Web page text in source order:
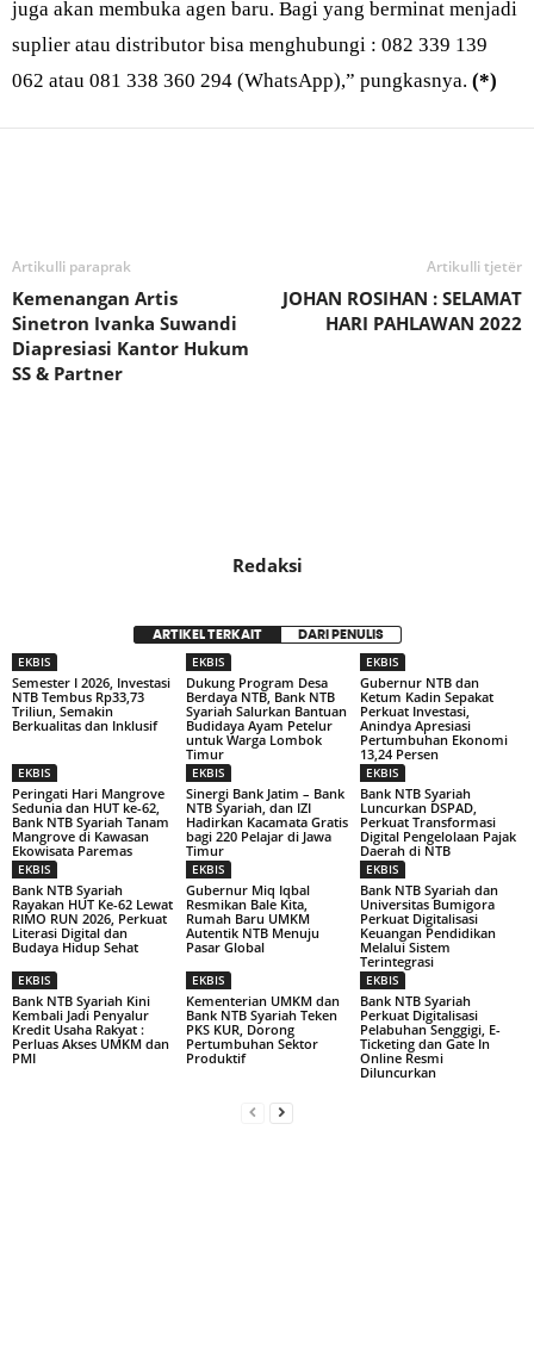
juga akan membuka agen baru. Bagi yang berminat menjadi
suplier atau distributor bisa menghubungi : 082 339 139
062 atau 081 338 360 294 (WhatsApp),” pungkasnya. (*)
Artikulli paraprak
Kemenangan Artis
Sinetron Ivanka Suwandi
Diapresiasi Kantor Hukum
SS & Partner
Artikulli tjetër
JOHAN ROSIHAN : SELAMAT
HARI PAHLAWAN 2022
Redaksi
ARTIKEL TERKAIT DARI PENULIS
EKBIS
Semester I 2026, Investasi
NTB Tembus Rp33,73
Triliun, Semakin
Berkualitas dan Inklusif
EKBIS
Dukung Program Desa
Berdaya NTB, Bank NTB
Syariah Salurkan Bantuan
Budidaya Ayam Petelur
untuk Warga Lombok
Timur
EKBIS
Gubernur NTB dan
Ketum Kadin Sepakat
Perkuat Investasi,
Anindya Apresiasi
Pertumbuhan Ekonomi
13,24 Persen
EKBIS
Peringati Hari Mangrove
Sedunia dan HUT ke-62,
Bank NTB Syariah Tanam
Mangrove di Kawasan
Ekowisata Paremas
EKBIS
Sinergi Bank Jatim – Bank
NTB Syariah, dan IZI
Hadirkan Kacamata Gratis
bagi 220 Pelajar di Jawa
Timur
EKBIS
Bank NTB Syariah
Luncurkan DSPAD,
Perkuat Transformasi
Digital Pengelolaan Pajak
Daerah di NTB
EKBIS
Bank NTB Syariah
Rayakan HUT Ke-62 Lewat
RIMO RUN 2026, Perkuat
Literasi Digital dan
Budaya Hidup Sehat
EKBIS
Gubernur Miq Iqbal
Resmikan Bale Kita,
Rumah Baru UMKM
Autentik NTB Menuju
Pasar Global
EKBIS
Bank NTB Syariah dan
Universitas Bumigora
Perkuat Digitalisasi
Keuangan Pendidikan
Melalui Sistem
Terintegrasi
EKBIS
Bank NTB Syariah Kini
Kembali Jadi Penyalur
Kredit Usaha Rakyat :
Perluas Akses UMKM dan
PMI
EKBIS
Kementerian UMKM dan
Bank NTB Syariah Teken
PKS KUR, Dorong
Pertumbuhan Sektor
Produktif
EKBIS
Bank NTB Syariah
Perkuat Digitalisasi
Pelabuhan Senggigi, E-
Ticketing dan Gate In
Online Resmi
Diluncurkan